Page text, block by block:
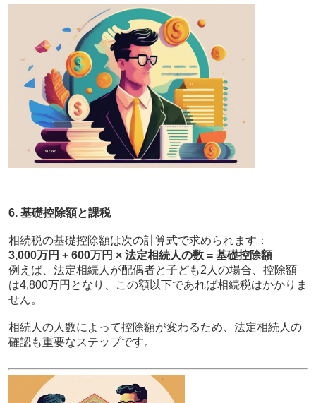
6. 基礎控除額と課税
相続税の基礎控除額は次の計算式で求められます：
3,000万円 + 600万円 × 法定相続人の数 = 基礎控除額
例えば、法定相続人が配偶者と子ども2人の場合、控除額
は4,800万円となり、この額以下であれば相続税はかかりま
せん。
相続人の人数によって控除額が変わるため、法定相続人の
確認も重要なステップです。